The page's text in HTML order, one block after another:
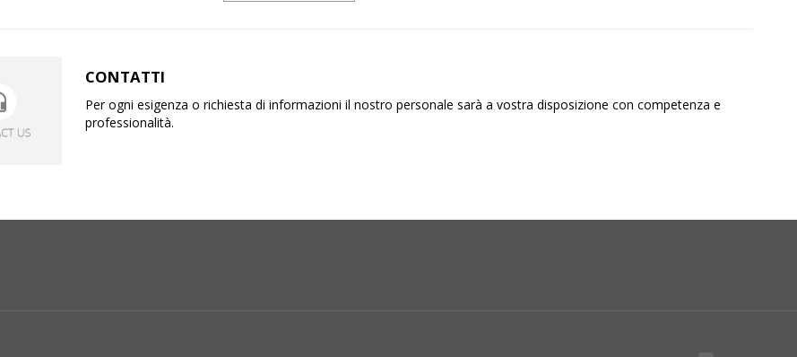
CONTATTI
Per ogni esigenza o richiesta di informazioni il nostro personale sarà a vostra disposizione con competenza e
professionalità.